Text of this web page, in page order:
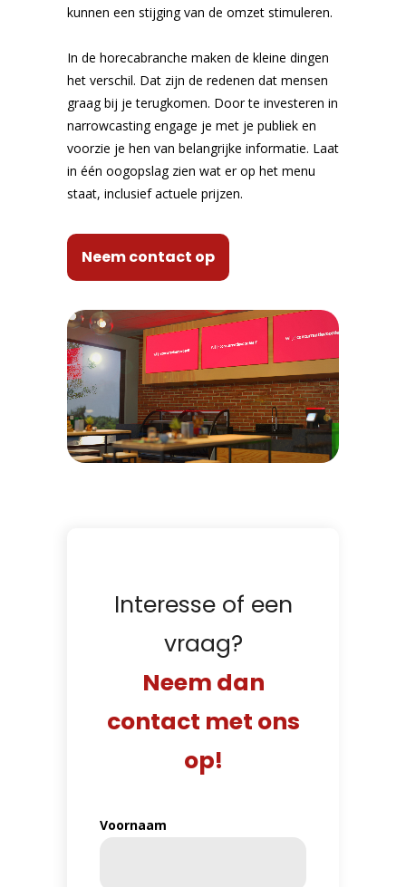
kunnen een stijging van de omzet stimuleren.
In de horecabranche maken de kleine dingen
het verschil. Dat zijn de redenen dat mensen
graag bij je terugkomen. Door te investeren in
narrowcasting engage je met je publiek en
voorzie je hen van belangrijke informatie. Laat
in één oogopslag zien wat er op het menu
staat, inclusief actuele prijzen.
Neem contact op
Interesse of een
vraag?
Neem dan
contact met ons
op!
Naam
Voornaam